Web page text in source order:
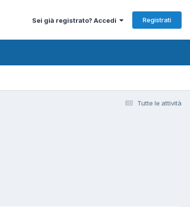
Sei già registrato? Accedi Registrati
Tutte le attività